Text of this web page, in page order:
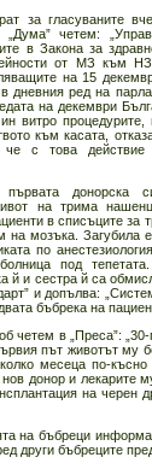
за гласуваните
четем:
в Закона за
от МЗ към
на 15
дневния ред на
на декември
витро процедурите,
към касата,
с това действие
донорска
на трима
в списъците за
мозъка. Загубила
по
под
й и сестра й са
и допълва:
бъбрека на
четем в „Преса”:
път животът му
месеца по-
донор и лекарите
на черен
на бъбреци
други бъбреците